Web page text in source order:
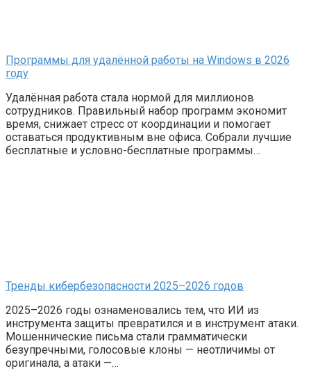
Программы для удалённой работы на Windows в 2026
году
Удалённая работа стала нормой для миллионов
сотрудников. Правильный набор программ экономит
время, снижает стресс от координации и помогает
оставаться продуктивным вне офиса. Собрали лучшие
бесплатные и условно-бесплатные программы…
Тренды кибербезопасности 2025–2026 годов
2025–2026 годы ознаменовались тем, что ИИ из
инструмента защиты превратился и в инструмент атаки.
Мошеннические письма стали грамматически
безупречными, голосовые клоны — неотличимы от
оригинала, а атаки —…